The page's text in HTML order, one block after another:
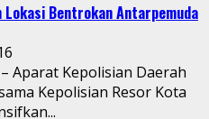
Bentrokan Antarpemuda
Aparat Kepolisian Daerah
Kepolisian Resor Kota